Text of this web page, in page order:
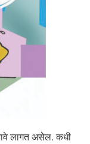
लागत असेल. कधी